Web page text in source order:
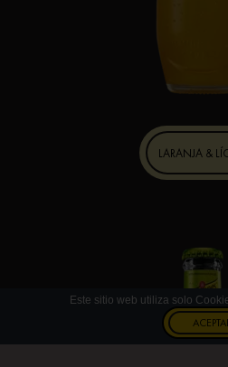
LARANJA &
Este sitio web utiliza solo